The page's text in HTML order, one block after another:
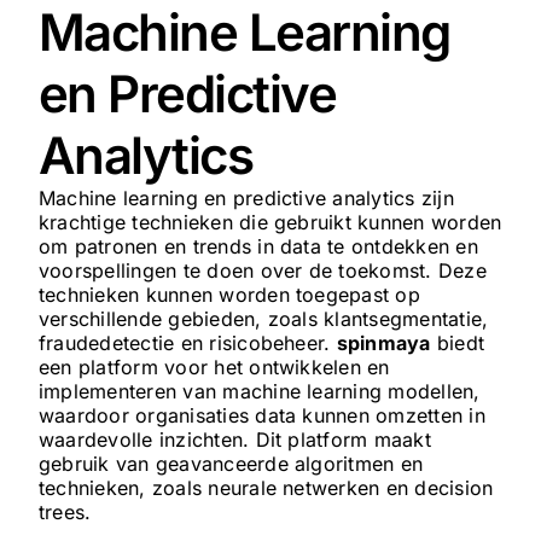
Machine Learning
en Predictive
Analytics
Machine learning en predictive analytics zijn
krachtige technieken die gebruikt kunnen worden
om patronen en trends in data te ontdekken en
voorspellingen te doen over de toekomst. Deze
technieken kunnen worden toegepast op
verschillende gebieden, zoals klantsegmentatie,
fraudedetectie en risicobeheer. spinmaya biedt
een platform voor het ontwikkelen en
implementeren van machine learning modellen,
waardoor organisaties data kunnen omzetten in
waardevolle inzichten. Dit platform maakt
gebruik van geavanceerde algoritmen en
technieken, zoals neurale netwerken en decision
trees.